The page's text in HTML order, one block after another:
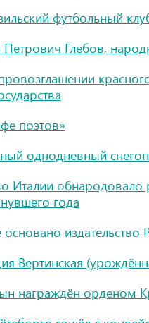
футбольный
Петрович Глебов,
поэтов»
однодневный
Италии обнародовало
года
издательство
Вертинская
награждён орденом